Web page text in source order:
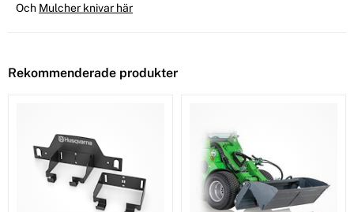
Och Mulcher knivar här
Rekommenderade produkter